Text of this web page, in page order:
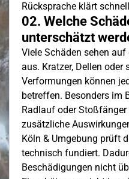
Rücksprache klärt
02. Welche
unterschätzt
Viele Schäden sehen
aus. Kratzer, Dellen oder
Verformungen können
betreffen. Besonders im
Radlauf oder
zusätzliche
Köln & Umgebung prüft
technisch fundiert.
Beschädigungen nicht